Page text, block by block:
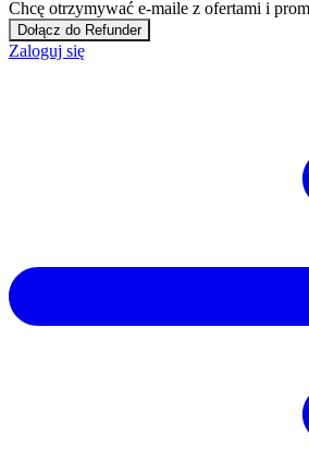
Chcę otrzymywać e-maile z ofertami i
Dołącz do Refunder
Zaloguj się